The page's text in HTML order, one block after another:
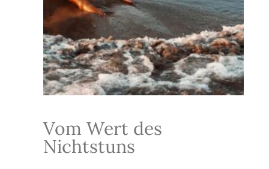
Vom Wert des
Nichtstuns